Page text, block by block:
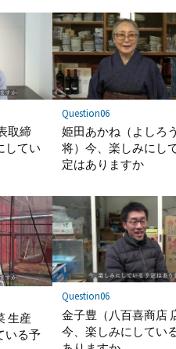
取締
してい
Question06
姫田あかね（よしろ
将）今、楽しみにし
定はありますか
生産
いる予
Question06
金子豊（八百喜商店
今、楽しみにしてい